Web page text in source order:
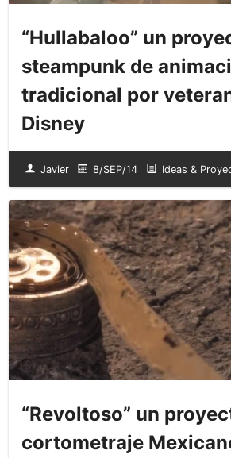
“Hullabaloo” un
steampunk de
tradicional por
Disney
Javier 8/SEP/14 Ideas &
“Revoltoso” un
cortometraje